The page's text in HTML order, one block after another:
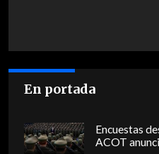
En portada
Encuestas
ACOT